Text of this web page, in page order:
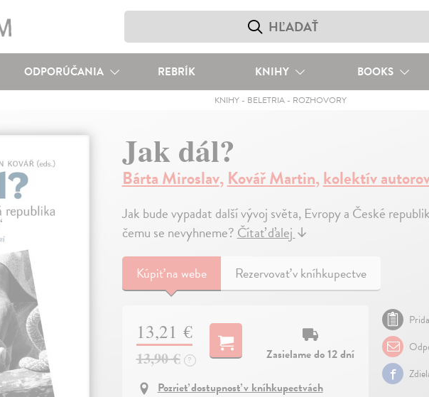
ODPORÚČANIA REBRÍK KNIHY BOOKS
KNIHY- BELETRIA- ROZHOVORY
Jak dál?
Bárta Miroslav,Kovář Martin,kolektív
Jak bude vypadat další vývoj světa, Evropy a České
čemu se nevyhneme?Čítať ďalej↓
Kúpiťna webe Rezervovať v kníhkupectve
13,21 €
13,90 € ?
Zasielame do 12 dní
Pozrieť dostupnosť v kníhkupectvách